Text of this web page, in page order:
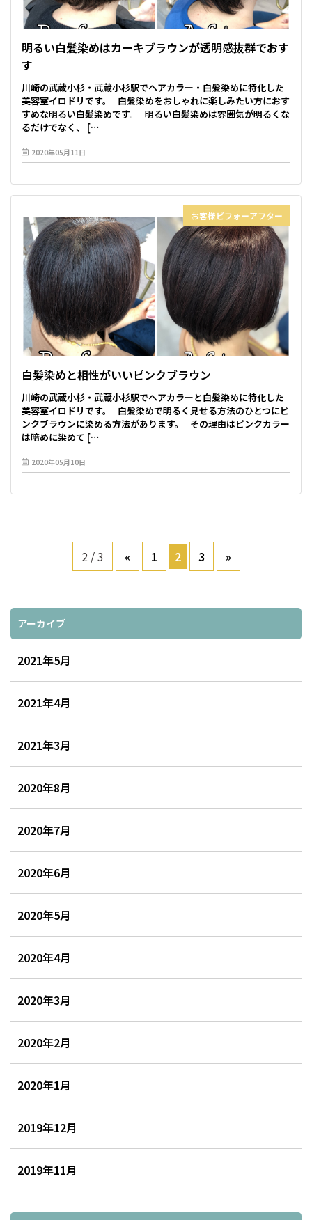
明るい白髪染めはカーキブラウンが透明感抜群でおす
す
川崎の武蔵小杉・武蔵小杉駅でヘアカラー・白髪染めに特化した
美容室イロドリです。 白髪染めをおしゃれに楽しみたい方におす
すめな明るい白髪染めです。 明るい白髪染めは雰囲気が明るくな
るだけでなく、 […
2020年05月11日
お客様ビフォーアフター
白髪染めと相性がいいピンクブラウン
川崎の武蔵小杉・武蔵小杉駅でヘアカラーと白髪染めに特化した
美容室イロドリです。 白髪染めで明るく見せる方法のひとつにピ
ンクブラウンに染める方法があります。 その理由はピンクカラー
は暗めに染めて […
2020年05月10日
2 / 3 « 1 2 3 »
アーカイブ
2021年5月
2021年4月
2021年3月
2020年8月
2020年7月
2020年6月
2020年5月
2020年4月
2020年3月
2020年2月
2020年1月
2019年12月
2019年11月